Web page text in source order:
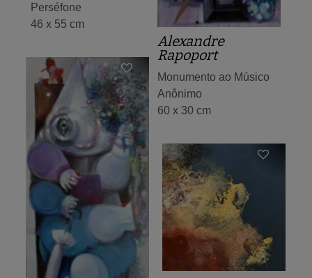
Alexandre
Rapoport
Monumento ao Músico
Anônimo
60 x 30 cm
Perséfone
46 x 55 cm